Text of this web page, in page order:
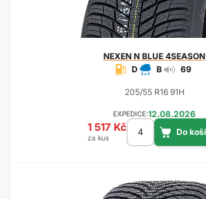
NEXEN N BLUE 4SEASON
D
B 69
205/55 R16 91H
EXPEDICE:12.08.2026
1 517 Kč
za kus